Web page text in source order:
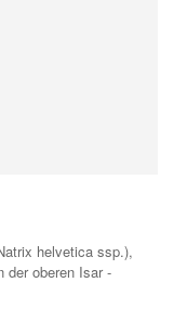
helvetica ssp.),
der oberen Isar -